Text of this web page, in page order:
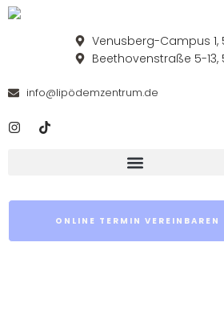
Venusberg-Campus 1,
Beethovenstraße 5-13,
info@lipödemzentrum.de
ONLINE TERMIN VEREINBAREN